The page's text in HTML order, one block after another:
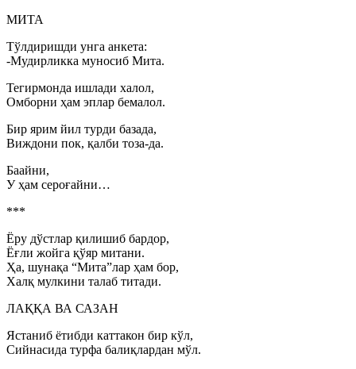
МИТА
Тўлдиришди унга анкета:
-Мудирликка муносиб Мита.
Тегирмонда ишлади халол,
Омборни ҳам эплар бемалол.
Бир ярим йил турди базада,
Виждони пок, қалби тоза-да.
Баайни,
У ҳам сероғайни…
***
Ёру дўстлар қилишиб бардор,
Ёғли жойга қўяр митани.
Ҳа, шунақа “Мита”лар ҳам бор,
Халқ мулкини талаб титади.
ЛАҚҚА ВА САЗАН
Ястаниб ётибди каттакон бир кўл,
Сийнасида турфа балиқлардан мўл.